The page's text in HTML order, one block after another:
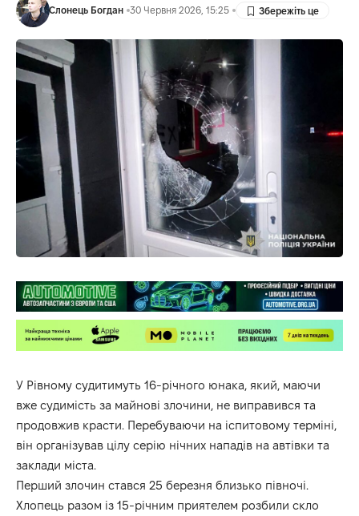
Слонець Богдан 30 Червня 2026, 15:25
У Рівному судитимуть 16-річного юнака, який, маючи
вже судимість за майнові злочини, не виправився та
продовжив красти. Перебуваючи на іспитовому терміні,
він організував цілу серію нічних нападів на автівки та
заклади міста.
Перший злочин стався 25 березня близько півночі.
Хлопець разом із 15-річним приятелем розбили скло